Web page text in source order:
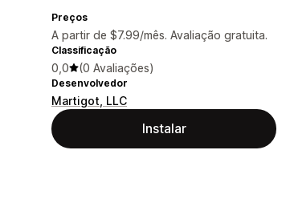
Preços
A partir de $7.99/mês. Avaliação gratuita.
Classificação
0,0 (0 Avaliações)
Desenvolvedor
Martigot, LLC
Instalar